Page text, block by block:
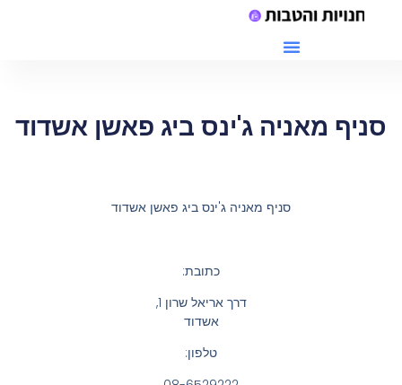
סניף מאניה ג'ינס ביג פאשן אשדוד
סניף מאניה ג'ינס ביג פאשן אשדוד
כתובת:
דרך אריאל שרון 1 ,
אשדוד
טלפון: